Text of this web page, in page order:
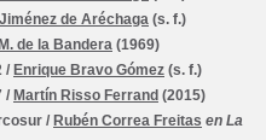
de Aréchaga (s. f.)
de la Bandera (1969)
/ Enrique Bravo Gómez (s. f.)
/ Martín Risso Ferrand (2015)
/ Rubén Correa Freitas en La